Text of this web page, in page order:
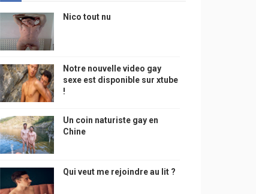
Nico tout nu
Notre nouvelle video gay
sexe est disponible sur xtube
!
Un coin naturiste gay en
Chine
Qui veut me rejoindre au lit ?